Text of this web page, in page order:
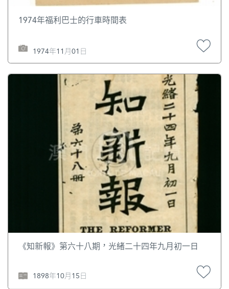
1974年福利巴士的行車時間表
1974年11月01日
《知新報》第六十八期，光緒二十四年九月初一日
1898年10月15日